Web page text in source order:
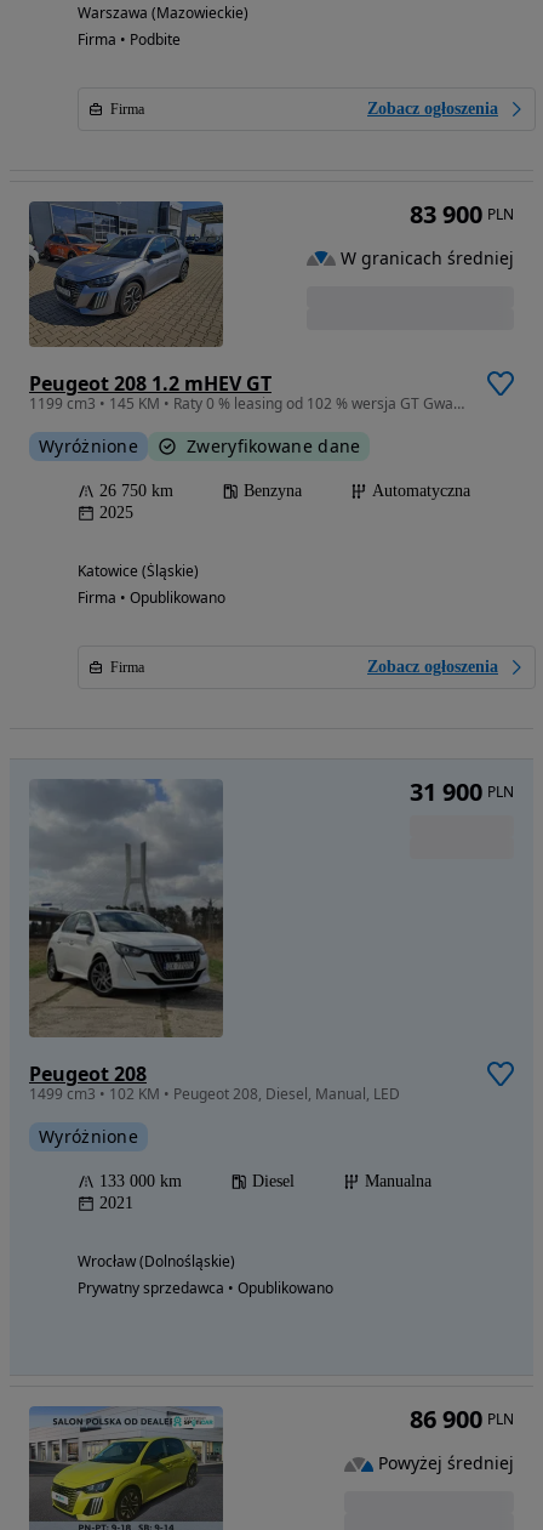
Warszawa (Mazowieckie)
Firma • Podbite
Firma Zobacz ogłoszenia
Peugeot 208 1.2 mHEV GT
1199 cm3 • 145 KM • Raty 0 % leasing od 102 % wersja GT Gwarancja F-ra VAT 23 % FULL LED
Wyróżnione Zweryfikowane dane
26 750 km Benzyna
Automatyczna
2025
Katowice (Śląskie)
Firma • Opublikowano
Firma Zobacz ogłoszenia
83 900 PLN
W granicach średniej
Peugeot 208
1499 cm3 • 102 KM • Peugeot 208, Diesel, Manual, LED
Wyróżnione
133 000 km Diesel
Manualna
2021
Wrocław (Dolnośląskie)
Prywatny sprzedawca • Opublikowano
31 900 PLN
86 900 PLN
Powyżej średniej